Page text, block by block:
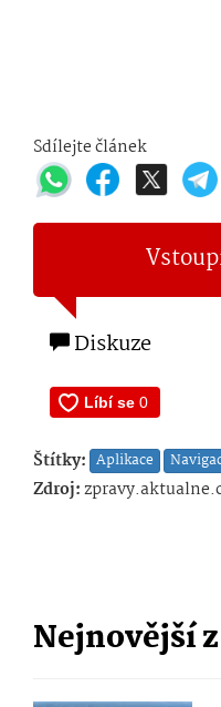
Sdílejte článek
Diskuze
Štítky: Aplikace
Zdroj:
Nejnovější